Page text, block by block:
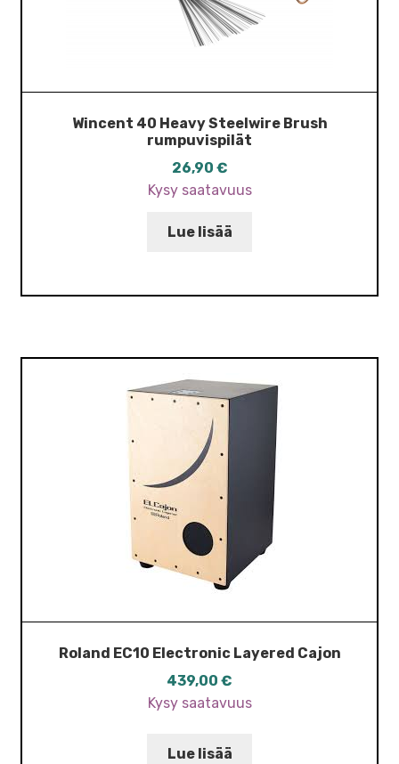
Wincent 40 Heavy Steelwire Brush
rumpuvispilät
26,90 €
Kysy saatavuus
Lue lisää
Roland EC10 Electronic Layered Cajon
439,00 €
Kysy saatavuus
Lue lisää